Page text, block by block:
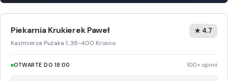
Piekarnia Krukierek Paweł
Kazimierza Pużaka 1, 38-400 Krosno
★ 4.7
OTWARTE DO 18:00 100+ opinii